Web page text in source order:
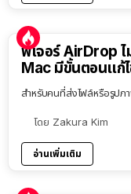
ฟีเจอร์ AirDrop
Mac มีขั้นตอนแก้ไ
สำหรับคนที่ส่งไฟล์หรือรูป
โดย Zakura Kim
อ่านเพิ่มเติม